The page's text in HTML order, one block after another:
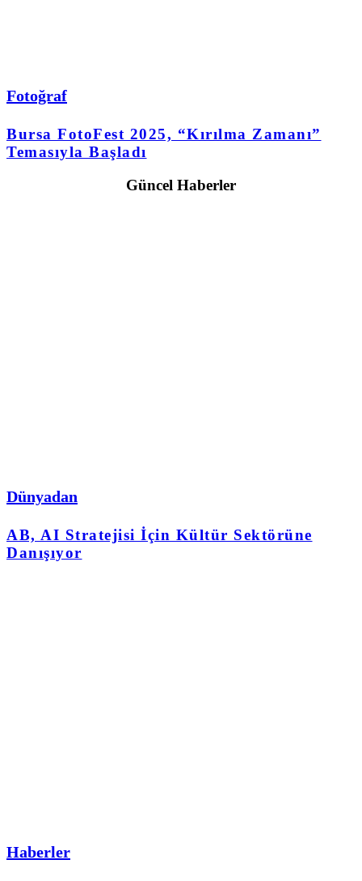
Fotoğraf
Bursa FotoFest 2025, “Kırılma Zamanı”
Temasıyla Başladı
Güncel Haberler
Dünyadan
AB, AI Stratejisi İçin Kültür Sektörüne
Danışıyor
Haberler